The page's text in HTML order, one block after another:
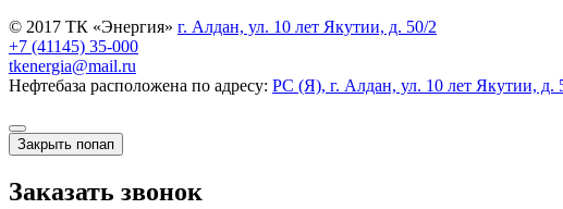
© 2017 ТК «Энергия» г. Алдан, ул. 10 лет Якутии, д. 50/2
+7 (41145) 35-000
tkenergia@mail.ru
Нефтебаза расположена по адресу: РС (Я), г. Алдан, ул. 10 лет Якутии, д.
Закрыть попап
Заказать звонок